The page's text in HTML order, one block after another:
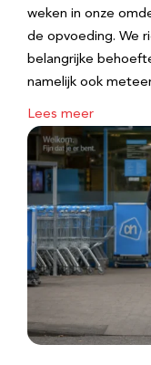
weken in onze
de opvoeding. We
belangrijke
namelijk ook
Lees meer